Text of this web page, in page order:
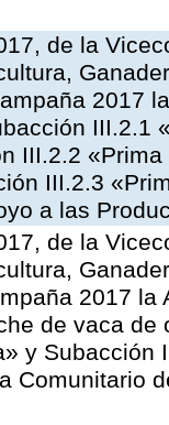
de la
2017
III.2.1
III.2.2
III.2.3
a las
de la
2017
de vaca
y Subacción
Comunitario